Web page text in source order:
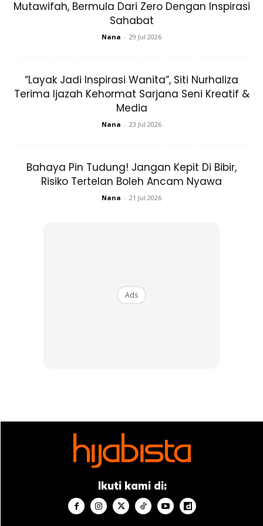
Bukan mudah untuk merealisasikan sekuntum bunga mawar
menambah nilai kutior.”
Mutawifah, Bermula Dari Zero Dengan Inspirasi
Sahabat
Nana - 29 Jul 2026
“Layak Jadi Inspirasi Wanita”, Siti Nurhaliza
Terima Ijazah Kehormat Sarjana Seni Kreatif &
Media
Nana - 23 Jul 2026
Bahaya Pin Tudung! Jangan Kepit Di Bibir,
Risiko Tertelan Boleh Ancam Nyawa
Nana - 21 Jul 2026
Ads
Ikuti kami di: